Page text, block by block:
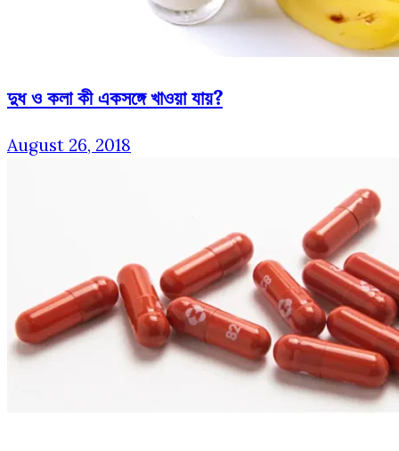
দুধ ও কলা কী একসঙ্গে খাওয়া যায়?
August 26, 2018